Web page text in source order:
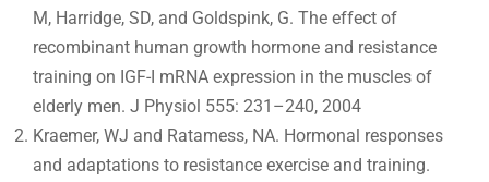
M, Harridge, SD, and Goldspink, G. The effect of
recombinant human growth hormone and resistance
training on IGF-I mRNA expression in the muscles of
elderly men. J Physiol 555: 231–240, 2004
Kraemer, WJ and Ratamess, NA. Hormonal responses
and adaptations to resistance exercise and training.